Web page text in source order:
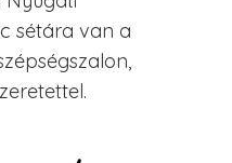
sétára van a